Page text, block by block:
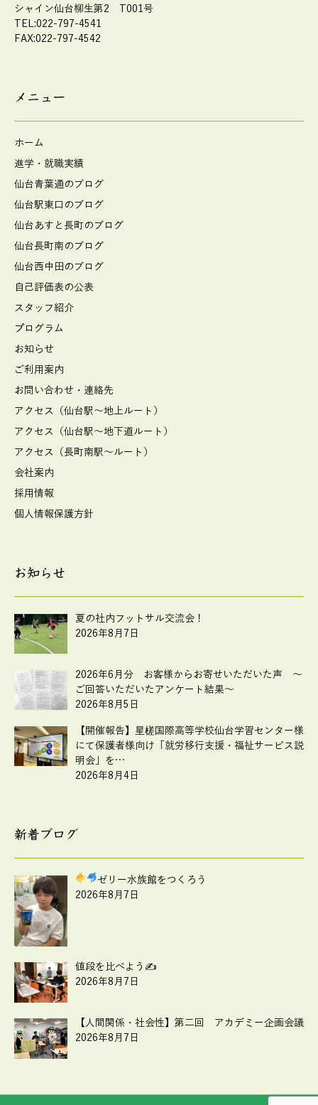
シャイン仙台柳生第2 T001号
TEL:022-797-4541
FAX:022-797-4542
メニュー
ホーム
進学・就職実績
仙台青葉通のブログ
仙台駅東口のブログ
仙台あすと長町のブログ
仙台長町南のブログ
仙台西中田のブログ
自己評価表の公表
スタッフ紹介
プログラム
お知らせ
ご利用案内
お問い合わせ・連絡先
アクセス（仙台駅～地上ルート）
アクセス（仙台駅～地下道ルート）
アクセス（長町南駅～ルート）
会社案内
採用情報
個人情報保護方針
お知らせ
夏の社内フットサル交流会！
2026年8月7日
2026年6月分 お客様からお寄せいただいた声 ～
ご回答いただいたアンケート結果～
2026年8月5日
【開催報告】星槎国際高等学校仙台学習センター様
にて保護者様向け「就労移行支援・福祉サービス説
明会」を…
2026年8月4日
新着ブログ
ゼリー水族館をつくろう
2026年8月7日
値段を比べよう✍
2026年8月7日
【人間関係・社会性】第二回 アカデミー企画会議
2026年8月7日